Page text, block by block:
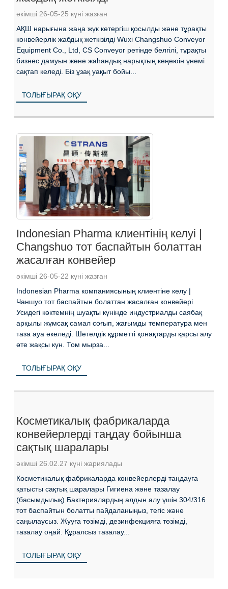
әкімші 26-05-25 күні жазған
АҚШ нарығына жаңа жүк көтергіш қосылды және тұрақты
конвейерлік жабдық жеткізілді Wuxi Changshuo Conveyor
Equipment Co., Ltd, CS Conveyor ретінде белгілі, тұрақты
бизнес дамуын және жаһандық нарықтың кеңеюін үнемі
сақтап келеді. Біз ұзақ уақыт бойы...
ТОЛЫҒЫРАҚ ОҚУ
Indonesian Pharma клиентінің келуі |
Changshuo тот баспайтын болаттан
жасалған конвейер
әкімші 26-05-22 күні жазған
Indonesian Pharma компаниясының клиентіне келу |
Чаншуо тот баспайтын болаттан жасалған конвейері
Усидегі көктемнің шуақты күнінде индустриалды саябақ
арқылы жұмсақ самал соғып, жағымды температура мен
таза ауа әкеледі. Шетелдік құрметті қонақтарды қарсы алу
өте жақсы күн. Том мырза...
ТОЛЫҒЫРАҚ ОҚУ
Косметикалық фабрикаларда
конвейерлерді таңдау бойынша
сақтық шаралары
әкімші 26.02.27 күні жариялады
Косметикалық фабрикаларда конвейерлерді таңдауға
қатысты сақтық шаралары Гигиена және тазалау
(басымдылық) Бактериялардың алдын алу үшін 304/316
тот баспайтын болатты пайдаланыңыз, тегіс және
саңылаусыз. Жууға төзімді, дезинфекцияға төзімді,
тазалау оңай. Құралсыз тазалау...
ТОЛЫҒЫРАҚ ОҚУ